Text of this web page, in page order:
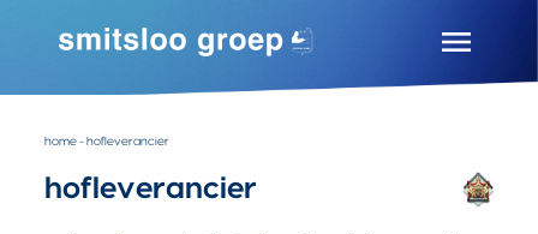
Smitsloo Groep
Expertise door ervaring
home - hofleverancier
hofleverancier